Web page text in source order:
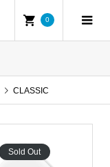
0
CLASSIC
Sold Out